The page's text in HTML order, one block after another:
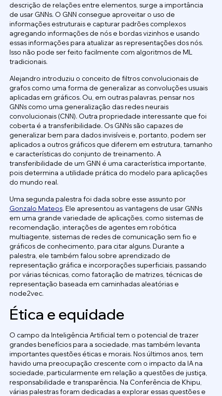
descrição de relações entre elementos, surge a importância
de usar GNNs. O GNN consegue aproveitar o uso de
informações estruturais e capturar padrões complexos
agregando informações de nós e bordas vizinhos e usando
essas informações para atualizar as representações dos nós.
Isso não pode ser feito facilmente com algoritmos de ML
tradicionais.
Alejandro introduziu o conceito de filtros convolucionais de
grafos como uma forma de generalizar as convoluções usuais
aplicadas em gráficos. Ou, em outras palavras, pensar nos
GNNs como uma generalização das redes neurais
convolucionais (CNN). Outra propriedade interessante que foi
coberta é a transferibilidade. Os GNNs são capazes de
generalizar bem para dados invisíveis e, portanto, podem ser
aplicados a outros gráficos que diferem em estrutura, tamanho
e características do conjunto de treinamento. A
transferibilidade de um GNN é uma característica importante,
pois determina a utilidade prática do modelo para aplicações
do mundo real.
Uma segunda palestra foi dada sobre esse assunto por
Gonzalo Mateos. Ele apresentou as vantagens de usar GNNs
em uma grande variedade de aplicações, como sistemas de
recomendação, interações de agentes em robótica
multiagente, sistemas de redes de comunicação sem fio e
gráficos de conhecimento, para citar alguns. Durante a
palestra, ele também falou sobre aprendizado de
representação gráfica e incorporações superficiais, passando
por várias técnicas, como fatoração de matrizes, técnicas de
representação baseada em caminhadas aleatórias e
node2vec.
Ética e equidade
O campo da Inteligência Artificial tem o potencial de trazer
grandes benefícios para a sociedade, mas também levanta
importantes questões éticas e morais. Nos últimos anos, tem
havido uma preocupação crescente com o impacto da IA na
sociedade, particularmente em relação a questões de justiça,
responsabilidade e transparência. Na Conferência de Khipu,
várias palestras foram dedicadas a explorar essas questões e